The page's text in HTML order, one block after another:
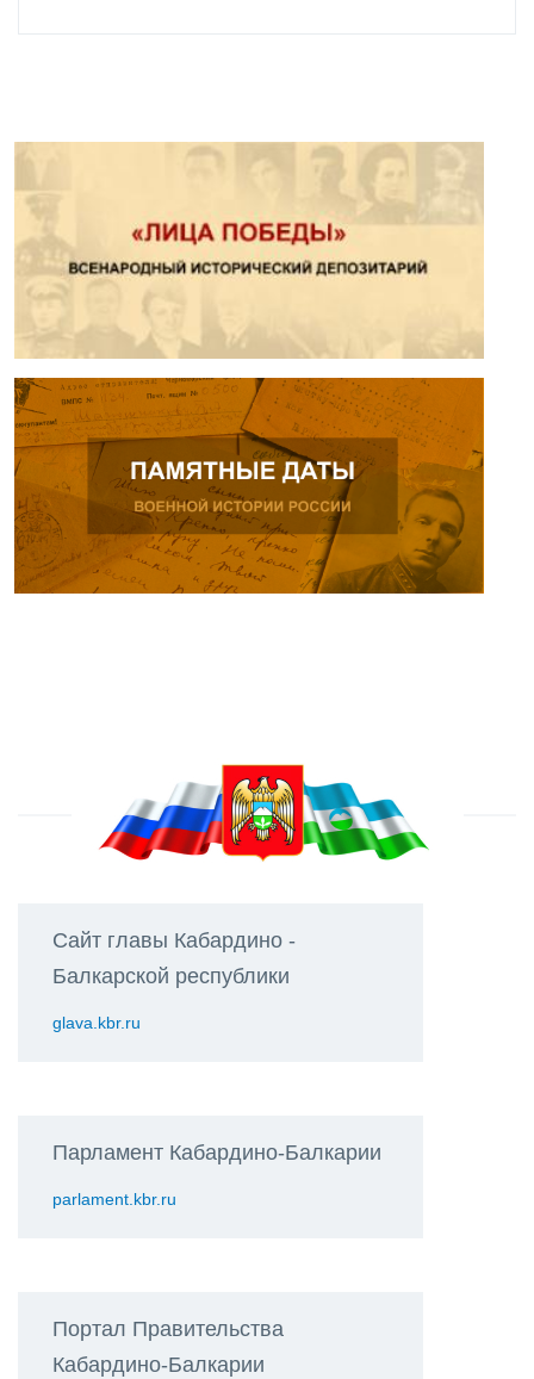
Сайт главы Кабардино -
Балкарской республики
glava.kbr.ru
Парламент Кабардино-Балкарии
parlament.kbr.ru
Портал Правительства
Кабардино-Балкарии